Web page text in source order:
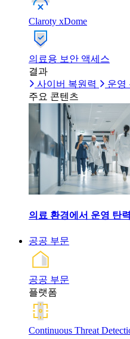
Claroty xDome
의료용 보안 액세스
결과
사이버 복원력
운영
주요 콘텐츠
의료 환경에서 운영 탄
공공 부문
공공 부문
플랫폼
Continuous Threat